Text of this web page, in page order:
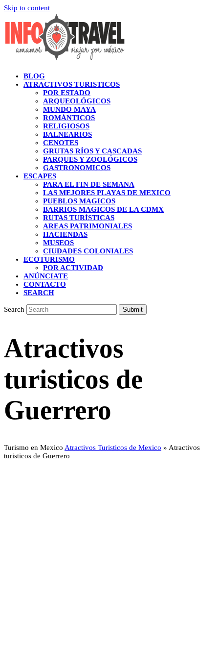
Skip to content
BLOG
ATRACTIVOS TURISTICOS
POR ESTADO
ARQUEOLÓGICOS
MUNDO MAYA
ROMÁNTICOS
RELIGIOSOS
BALNEARIOS
CENOTES
GRUTAS RÍOS Y CASCADAS
PARQUES Y ZOOLÓGICOS
GASTRONOMICOS
ESCAPES
PARA EL FIN DE SEMANA
LAS MEJORES PLAYAS DE MEXICO
PUEBLOS MAGICOS
BARRIOS MAGICOS DE LA CDMX
RUTAS TURÍSTICAS
AREAS PATRIMONIALES
HACIENDAS
MUSEOS
CIUDADES COLONIALES
ECOTURISMO
POR ACTIVIDAD
ANÚNCIATE
CONTACTO
SEARCH
Search Submit
Atractivos
turisticos de
Guerrero
Turismo en Mexico Atractivos Turisticos de Mexico » Atractivos
turisticos de Guerrero